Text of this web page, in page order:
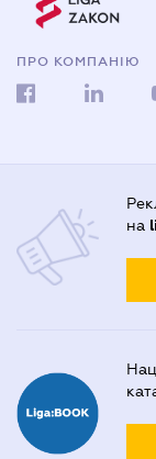
ПРО КОМПАНІЮ
на